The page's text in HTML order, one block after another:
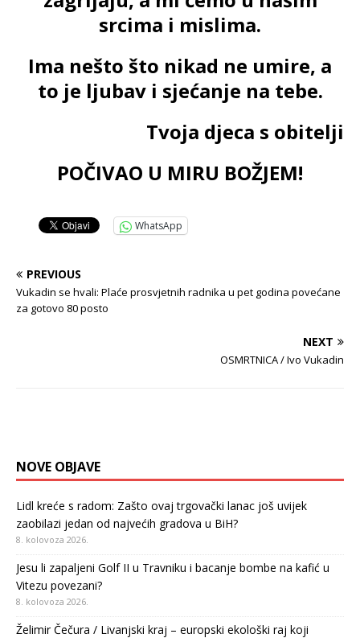
srcima i mislima.
Ima nešto što nikad ne umire, a
to je ljubav i sjećanje na tebe.
Tvoja djeca s obitelji
POČIVAO U MIRU BOŽJEM!
WhatsApp
PREVIOUS
Vukadin se hvali: Plaće prosvjetnih radnika u pet godina povećane
za gotovo 80 posto
NEXT
OSMRTNICA / Ivo Vukadin
NOVE OBJAVE
Lidl kreće s radom: Zašto ovaj trgovački lanac još uvijek
zaobilazi jedan od najvećih gradova u BiH?
8. kolovoza 2026.
Jesu li zapaljeni Golf II u Travniku i bacanje bombe na kafić u
Vitezu povezani?
8. kolovoza 2026.
Želimir Čečura / Livanjski kraj – europski ekološki raj koji